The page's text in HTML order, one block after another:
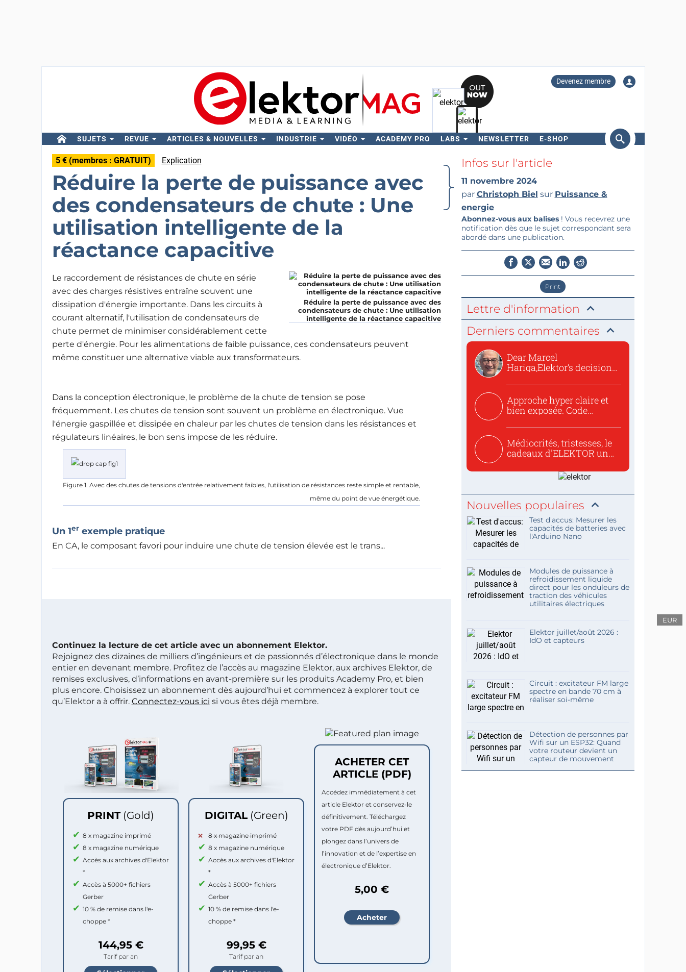
Devenez membre
SUJETS REVUE ARTICLES & NOUVELLES INDUSTRIE VIDÉO ACADEMY PRO LABS NEWSLETTER E-SHOP
Rechercher
5 € (membres : GRATUIT) Explication
Réduire la perte de puissance avec
des condensateurs de chute : Une
utilisation intelligente de la
réactance capacitive
Réduire la perte de puissance avec des
condensateurs de chute : Une utilisation
intelligente de la réactance capacitive
Le raccordement de résistances de chute en série
avec des charges résistives entraîne souvent une
dissipation d'énergie importante. Dans les circuits à
courant alternatif, l'utilisation de condensateurs de
chute permet de minimiser considérablement cette
perte d'énergie. Pour les alimentations de faible puissance, ces condensateurs peuvent
même constituer une alternative viable aux transformateurs.
Dans la conception électronique, le problème de la chute de tension se pose
fréquemment. Les chutes de tension sont souvent un problème en électronique. Vue
l'énergie gaspillée et dissipée en chaleur par les chutes de tension dans les résistances et
régulateurs linéaires, le bon sens impose de les réduire.
Figure 1. Avec des chutes de tensions d'entrée relativement faibles, l'utilisation de résistances reste simple et rentable,
même du point de vue énergétique.
Un 1erexemple pratique
En CA, le composant favori pour induire une chute de tension élevée est le trans...
EUR
Continuez la lecture de cet article avec un abonnement Elektor.
Rejoignez des dizaines de milliers d’ingénieurs et de passionnés d’électronique dans le monde
entier en devenant membre. Profitez de l’accès au magazine Elektor, aux archives Elektor, de
remises exclusives, d’informations en avant-première sur les produits Academy Pro, et bien
plus encore. Choisissez un abonnement dès aujourd’hui et commencez à explorer tout ce
qu’Elektor a à offrir. Connectez-vous ici si vous êtes déjà membre.
PRINT (Gold)
8 x magazine imprimé
8 x magazine numérique
Accès aux archives d'Elektor
*
Accès à 5000+ fichiers
Gerber
10 % de remise dans l'e-
choppe *
144,95 €
Tarif par an
DIGITAL (Green)
8 x magazine imprimé
8 x magazine numérique
Accès aux archives d'Elektor
*
Accès à 5000+ fichiers
Gerber
10 % de remise dans l'e-
choppe *
99,95 €
Tarif par an
ACHETER CET
ARTICLE (PDF)
Accédez immédiatement à cet
article Elektor et conservez-le
définitivement. Téléchargez
votre PDF dès aujourd’hui et
plongez dans l’univers de
l’innovation et de l’expertise en
électronique d’Elektor.
5,00 €
Infos sur l'article
11 novembre 2024
par Christoph Biel sur Puissance &
energie
Abonnez-vous aux balises! Vous recevrez une
notification dès que le sujet correspondant sera
abordé dans une publication.
Print
Lettre d'information
Derniers commentaires
Dear Marcel
Hariga,Elektor’s decision
Approche hyper claire et
bien exposée. Code
Médiocrités, tristesses, le
cadeaux d'ELEKTOR un
Nouvelles populaires
Test d'accus: Mesurer les
capacités de batteries avec
l'Arduino Nano
Modules de puissance à
refroidissement liquide
direct pour les onduleurs de
traction des véhicules
utilitaires électriques
Elektor juillet/août 2026 :
IdO et capteurs
Circuit : excitateur FM large
spectre en bande 70 cm à
réaliser soi-même
Détection de personnes par
Wifi sur un ESP32: Quand
votre routeur devient un
capteur de mouvement